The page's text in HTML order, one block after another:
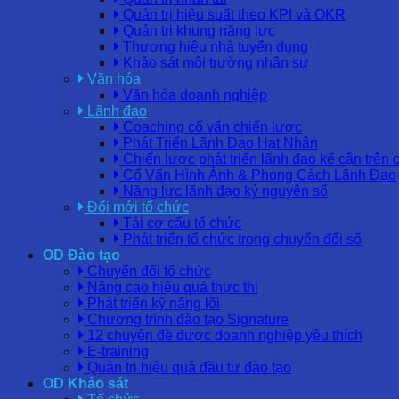
Quản trị hiệu suất theo KPI và OKR
Quản trị khung năng lực
Thương hiệu nhà tuyển dụng
Khảo sát môi trường nhân sự
Văn hóa
Văn hóa doanh nghiệp
Lãnh đạo
Coaching cố vấn chiến lược
Phát Triển Lãnh Đạo Hạt Nhân
Chiến lược phát triển lãnh đạo kế cận trên
Cố Vấn Hình Ảnh & Phong Cách Lãnh Đạo
Năng lực lãnh đạo kỷ nguyên số
Đổi mới tổ chức
Tái cơ cấu tổ chức
Phát triển tổ chức trong chuyển đổi số
OD Đào tạo
Chuyển đổi tổ chức
Nâng cao hiệu quả thực thi
Phát triển kỹ năng lõi
Chương trình đào tạo Signature
12 chuyên đề được doanh nghiệp yêu thích
E-training
Quản trị hiệu quả đầu tư đào tạo
OD Khảo sát